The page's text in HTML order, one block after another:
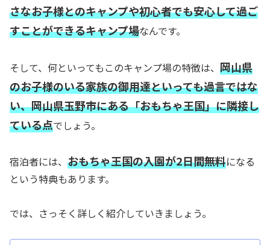
さなお子様とのキャンプや初心者でも安心して過ご
すことができるキャンプ場なんです。
そして、何といってもこのキャンプ場の特徴は、 岡山県
のお子様のいる家族の御用達といっても過言ではな
い、岡山県玉野市にある「おもちゃ王国」に隣接し
ている点でしょう。
宿泊者には、 おもちゃ王国の入園が2日間無料になる
という特典もあります。
では、さっそく詳しく紹介していきましょう。